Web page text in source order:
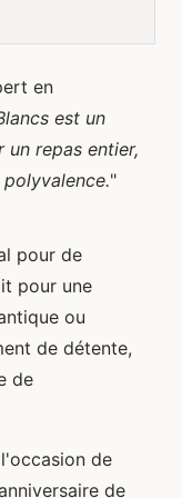
en
est un
un repas entier,
"
pour de
pour une
ou
de détente,
de
de
de